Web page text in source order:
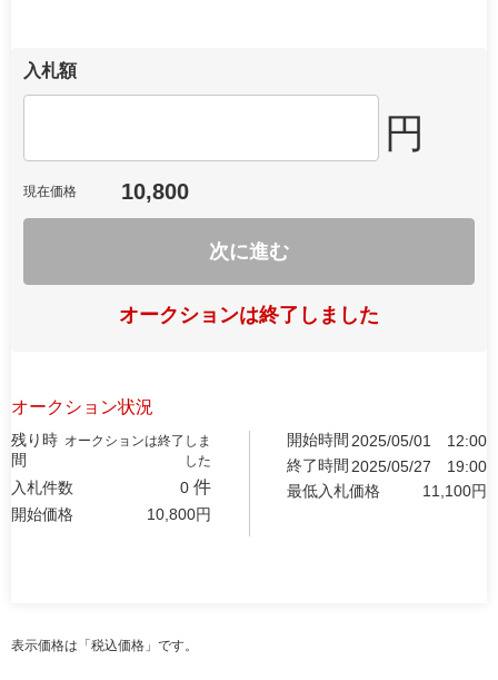
入札額
円
現在価格 10,800
次に進む
オークションは終了しました
オークション状況
残り時
間
オークションは終了しま
した
入札件数 0 件
開始価格 10,800円
開始時間 2025/05/01
12:00
終了時間 2025/05/27
19:00
最低入札価格
11,100円
表示価格は「税込価格」です。